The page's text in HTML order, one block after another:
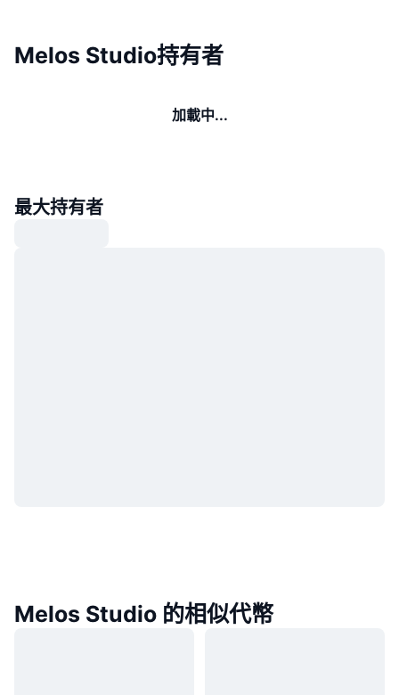
Melos Studio持有者
加載中...
最大持有者
Melos Studio 的相似代幣